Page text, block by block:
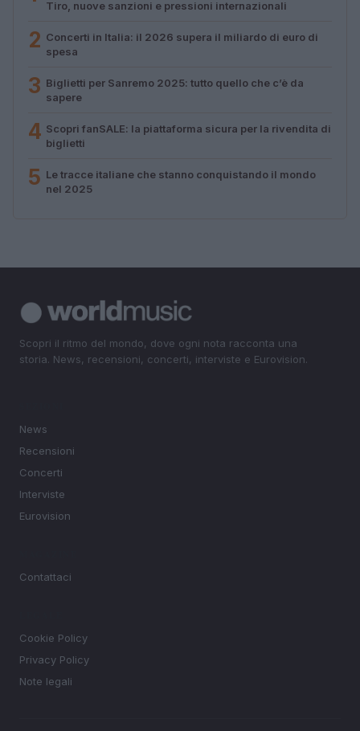
Tiro, nuove sanzioni e pressioni internazionali
2 Concerti in Italia: il 2026 supera il miliardo di euro di
spesa
3 Biglietti per Sanremo 2025: tutto quello che c’è da
sapere
4 Scopri fanSALE: la piattaforma sicura per la rivendita di
biglietti
5 Le tracce italiane che stanno conquistando il mondo
nel 2025
Scopri il ritmo del mondo, dove ogni nota racconta una
storia. News, recensioni, concerti, interviste e Eurovision.
News
Recensioni
Concerti
Interviste
Eurovision
Contattaci
Cookie Policy
Privacy Policy
Note legali